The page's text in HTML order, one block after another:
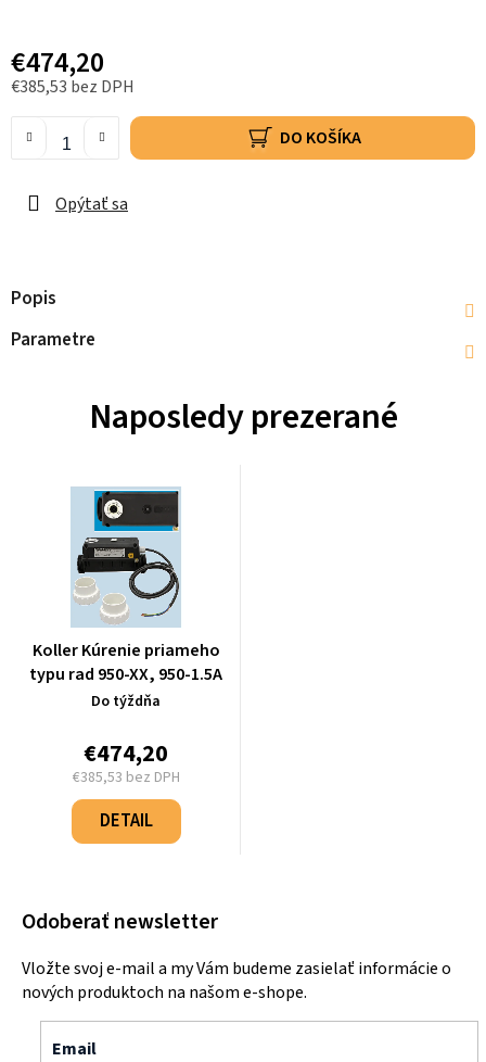
€474,20
€385,53 bez DPH
DO KOŠÍKA
Opýtať sa
Popis
Parametre
Naposledy prezerané
Koller Kúrenie priameho
typu rad 950-XX, 950-1.5A
Do týždňa
€474,20
€385,53 bez DPH
Jednotková
cena:
DETAIL
Odoberať newsletter
Vložte svoj e-mail a my Vám budeme zasielať informácie o
nových produktoch na našom e-shope.
Email